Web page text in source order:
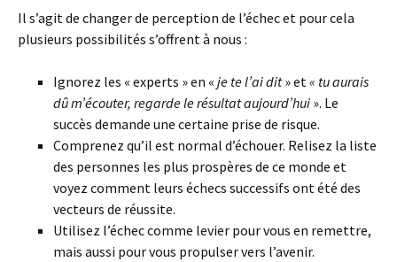
Il s’agit de changer de perception de l’échec et pour cela
plusieurs possibilités s’offrent à nous :
Ignorez les « experts » en « je te l’ai dit» et « tu aurais
dû m’écouter, regarde le résultat aujourd’hui ». Le
succès demande une certaine prise de risque.
Comprenez qu’il est normal d’échouer. Relisez la liste
des personnes les plus prospères de ce monde et
voyez comment leurs échecs successifs ont été des
vecteurs de réussite.
Utilisez l’échec comme levier pour vous en remettre,
mais aussi pour vous propulser vers l’avenir.